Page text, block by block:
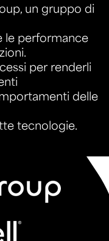
un gruppo di
le performance
per renderli
delle
tecnologie.